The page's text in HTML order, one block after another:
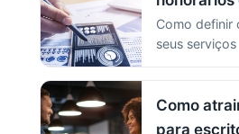
Como definir
seus serviços
Como
para